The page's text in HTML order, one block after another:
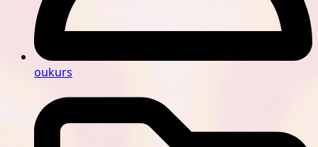
oukurs